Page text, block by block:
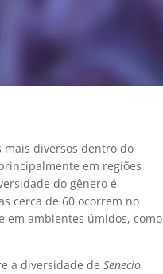
mais diversos dentro do
em regiões
do gênero é
cerca de 60 ocorrem no
em ambientes úmidos, como
a diversidade de Senecio